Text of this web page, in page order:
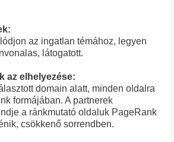
az ingatlan témához, legyen
látogatott.
az elhelyezése:
domain alatt, minden oldalra
formájában. A partnerek
a ránkmutató oldaluk PageRank
csökkenő sorrendben.